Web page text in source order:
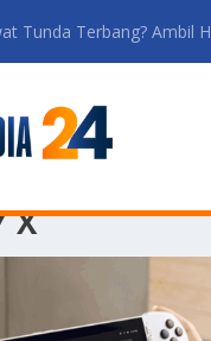
Tunda Terbang? Ambil
X